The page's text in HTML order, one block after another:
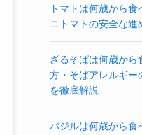
トマトは何歳から
ニトマトの安全な進
ざるそばは何歳から
方・そばアレルギー
を徹底解説
バジルは何歳から食